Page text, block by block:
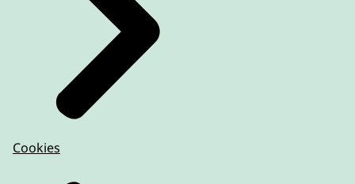
Cookies